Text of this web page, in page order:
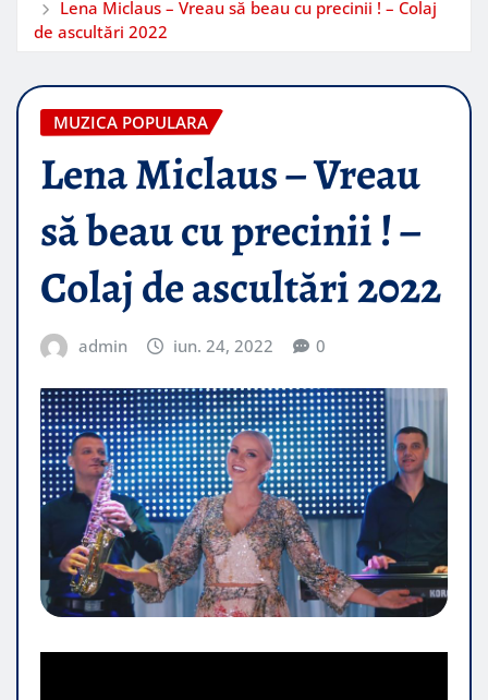
Lena Miclaus – Vreau să beau cu precinii ! – Colaj
de ascultări 2022
MUZICA POPULARA
Lena Miclaus – Vreau
să beau cu precinii ! –
Colaj de ascultări 2022
admin iun. 24, 2022 0